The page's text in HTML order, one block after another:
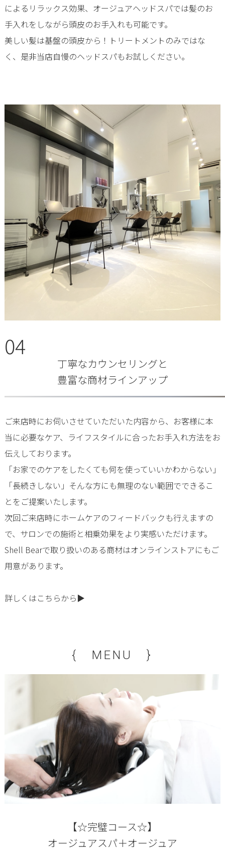
によるリラックス効果、オージュアヘッドスパでは髪のお
手入れをしながら頭皮のお手入れも可能です。
美しい髪は基盤の頭皮から！トリートメントのみではな
く、是非当店自慢のヘッドスパもお試しください。
04
丁寧なカウンセリングと
豊富な商材ラインアップ
ご来店時にお伺いさせていただいた内容から、お客様に本
当に必要なケア、ライフスタイルに合ったお手入れ方法をお
伝えしております。
「お家でのケアをしたくても何を使っていいかわからない」
「長続きしない」そんな方にも無理のない範囲でできるこ
とをご提案いたします。
次回ご来店時にホームケアのフィードバックも行えますの
で、サロンでの施術と相乗効果をより実感いただけます。
Shell Bearで取り扱いのある商材はオンラインストアにもご
用意があります。
詳しくはこちらから▶
{ MENU }
【☆完璧コース☆】
オージュアスパ＋オージュア